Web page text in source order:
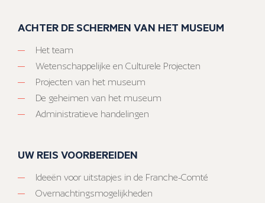
ACHTER DE SCHERMEN VAN HET MUSEUM
Het team
Wetenschappelijke en Culturele Projecten
Projecten van het museum
De geheimen van het museum
Administratieve handelingen
UW REIS VOORBEREIDEN
Ideeën voor uitstapjes in de Franche-Comté
Overnachtingsmogelijkheden